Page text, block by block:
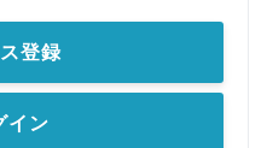
登録
イン